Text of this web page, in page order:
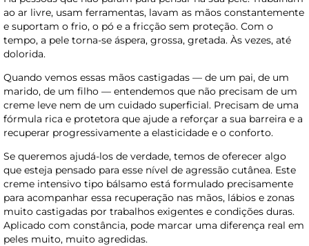
ao ar livre, usam ferramentas, lavam as mãos constantemente
e suportam o frio, o pó e a fricção sem proteção. Com o
tempo, a pele torna-se áspera, grossa, gretada. Às vezes, até
dolorida.
Quando vemos essas mãos castigadas — de um pai, de um
marido, de um filho — entendemos que não precisam de um
creme leve nem de um cuidado superficial. Precisam de uma
fórmula rica e protetora que ajude a reforçar a sua barreira e a
recuperar progressivamente a elasticidade e o conforto.
Se queremos ajudá-los de verdade, temos de oferecer algo
que esteja pensado para esse nível de agressão cutânea. Este
creme intensivo tipo bálsamo está formulado precisamente
para acompanhar essa recuperação nas mãos, lábios e zonas
muito castigadas por trabalhos exigentes e condições duras.
Aplicado com constância, pode marcar uma diferença real em
peles muito, muito agredidas.